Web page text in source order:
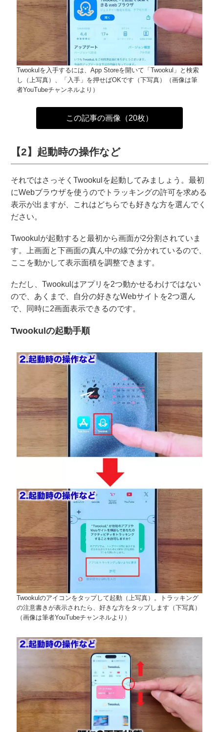
Twookulを入手するには、App Storeを開いて「Twookul」と検索
し（上写真）、「入手」を押せばOKです（下写真）（画像は筆
者YouTubeチャンネルより）
この記事の画像（20枚）
【2】起動時の操作など
それではさっそくTwookulを起動してみましょう。最初
にWebブラウザを使うのでトラッキングの許可を求める
表示が出ますが、これはどちらでも好きな方を選んでく
ださい。
Twookulが起動すると最初から画面が2分割されていま
す。上画面と下画面の真ん中の線で分かれているので、
ここを動かして表示面積を調整できます。
ただし、Twookulはアプリを2つ動かせるわけではない
ので、あくまで、自分の好きなWebサイトを2つ選ん
で、同時に2画面表示できるのです。
Twookulの起動手順
Twookulのアイコンをタップして起動（上写真）。トラッキング
の注意書きが表示されたら、好きな方をタップします（下写真）
（画像は筆者YouTubeチャンネルより）